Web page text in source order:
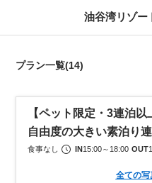
油谷湾リゾー
プラン一覧(14)
【ペット限定・3連泊
自由度の大きい素泊り
食事なし IN15:00～ 18:00 OUT
全ての写